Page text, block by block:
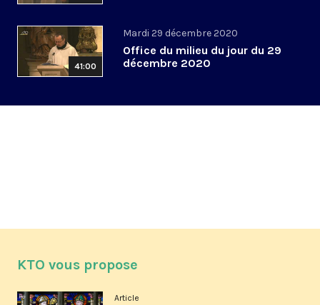
41:00
Mardi 29 décembre 2020
Office du milieu du jour du 29
décembre 2020
KTO vous propose
Article